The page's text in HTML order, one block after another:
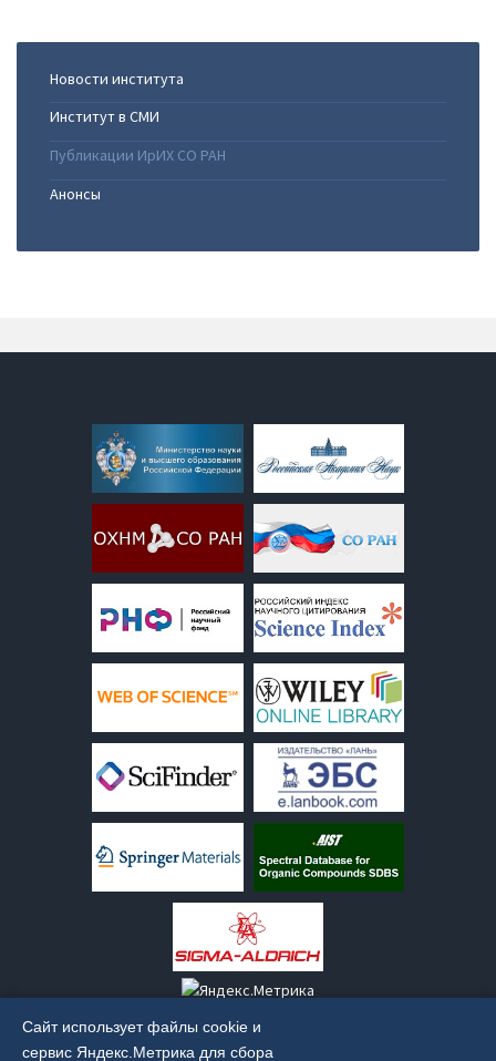
Новости института
Институт в СМИ
Публикации ИрИХ СО РАН
Анонсы
Сайт использует файлы cookie и
сервис Яндекс.Метрика для сбора